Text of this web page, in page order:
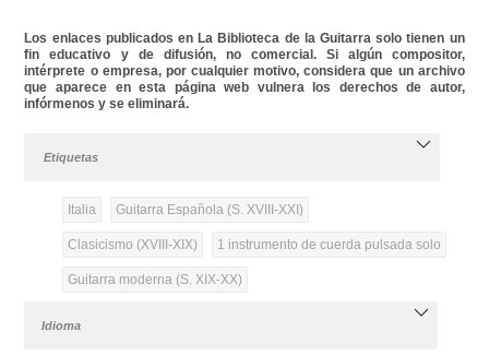
Los enlaces publicados en La Biblioteca de la Guitarra solo tienen un
fin educativo y de difusión, no comercial. Si algún compositor,
intérprete o empresa, por cualquier motivo, considera que un archivo
que aparece en esta página web vulnera los derechos de autor,
infórmenos y se eliminará.
Etiquetas
Italia Guitarra Española (S. XVIII-XXI)
Clasicismo (XVIII-XIX) 1 instrumento de cuerda pulsada solo
Guitarra moderna (S. XIX-XX)
Idioma